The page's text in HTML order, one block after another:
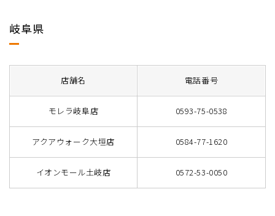
岐阜県
店舗名 電話番号
モレラ岐阜店 0593-75-0538
アクアウォーク大垣店 0584-77-1620
イオンモール土岐店 0572-53-0050